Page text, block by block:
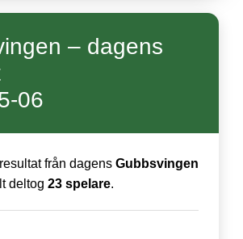
– dagens
06
från dagens Gubbsvingen
deltog 23 spelare.